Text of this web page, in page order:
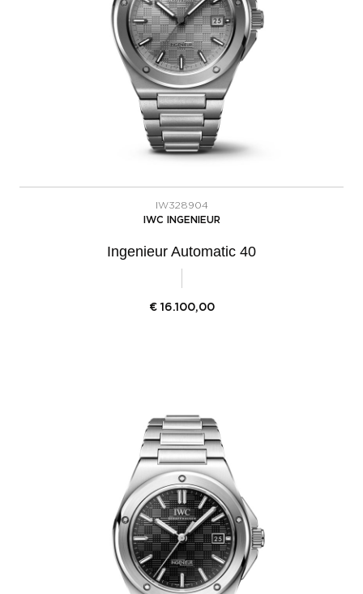
IW328904
IWC INGENIEUR
Ingenieur Automatic 40
€ 16.100,00